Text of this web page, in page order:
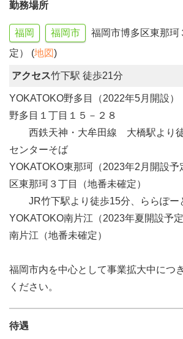
勤務場所
福岡 福岡市
福岡市博多区東那珂
定） (地図)
アクセス竹下駅 徒歩21分
YOKATOKO野多目（2022年5月開
野多目１丁目１５－２８
西鉄天神・大牟田線 大橋駅より徒
センターそば
YOKATOKO東那珂（2023年2月開設
区東那珂３丁目（地番未確定）
JR竹下駅より徒歩15分、ららぽー
YOKATOKO南片江（2023年夏開設
南片江（地番未確定）
福岡市内を中心として事業拡大中につ
ください。
待遇